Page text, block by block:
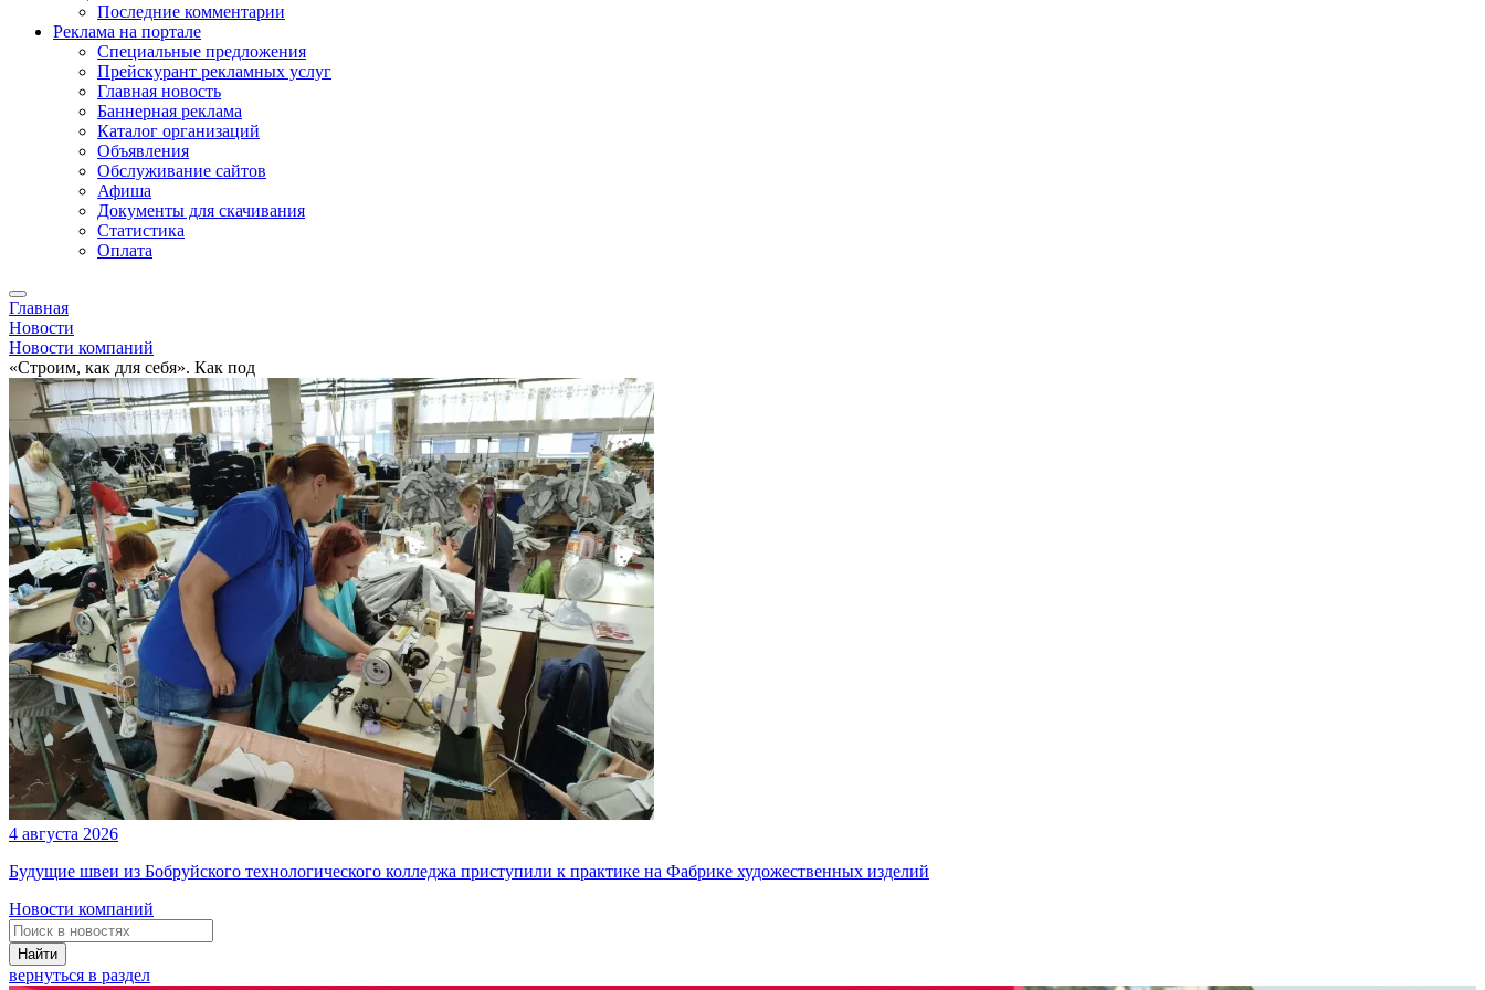
Последние комментарии
Реклама на портале
Специальные предложения
Прейскурант рекламных услуг
Главная новость
Баннерная реклама
Каталог организаций
Объявления
Обслуживание сайтов
Афиша
Документы для скачивания
Статистика
Оплата
Главная
Новости
Новости компаний
«Строим, как для себя». Как под
4 августа 2026
Будущие швеи из Бобруйского технологического колледжа приступили к практике на Фабрике художественных изделий
Новости компаний
Найти
вернуться в раздел